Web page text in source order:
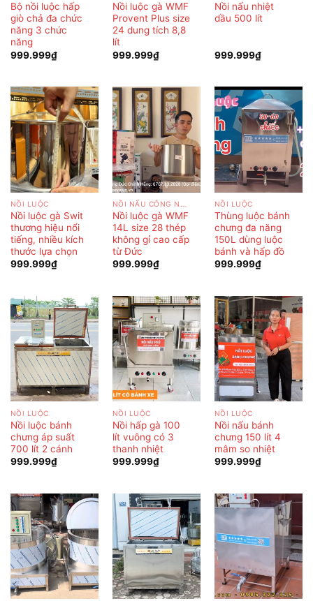
Bộ nồi luộc hấp
giò chả đa chức
năng 3 chức
năng
999.999₫
Nồi luộc gà WMF
Provent Plus size
24 dung tích 8,8
lít
999.999₫
Nồi nấu nhiệt
dầu 500 lít
999.999₫
NỒI LUỘC
Nồi luộc gà Swit
thương hiệu nổi
tiếng, nhiều kích
thước lựa chọn
999.999₫
Nồi luộc gà WMF
14L size 28 thép
không gỉ cao cấp
từ Đức
999.999₫
NỒI LUỘC
Thùng luộc bánh
chưng đa năng
150L dùng luộc
bánh và hấp đồ
999.999₫
NỒI LUỘC
Nồi luộc bánh
chưng áp suất
700 lít 2 cánh
999.999₫
NỒI LUỘC
Nồi hấp gà 100
lít vuông có 3
thanh nhiệt
999.999₫
NỒI LUỘC
Nồi nấu bánh
chưng 150 lít 4
mâm so nhiệt
999.999₫